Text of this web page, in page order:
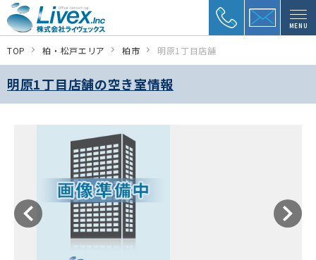
MENU
TOP 柏・松戸エリア 柏市 明原1丁目店舗
明原1丁目店舗の空き室情報